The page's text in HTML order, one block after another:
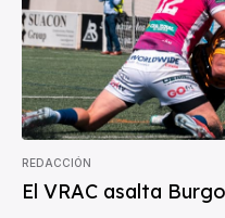
REDACCIÓN
El VRAC asalta